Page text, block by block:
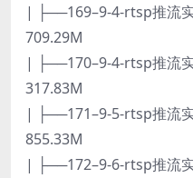
| ├──169–9-4-rtsp推流
709.29M
| ├──170–9-4-rtsp推流
317.83M
| ├──171–9-5-rtsp推流
855.33M
| ├──172–9-6-rtsp推流